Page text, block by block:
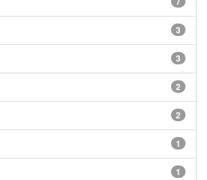
3
3
2
2
1
1